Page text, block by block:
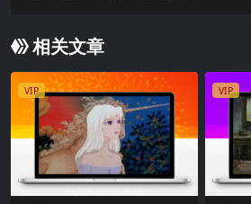
相关文章
VIP VIP